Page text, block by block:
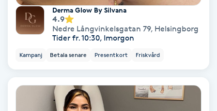
Skägg
Skäggfärgning
Skäggtrimmning
Derma Glow By Silvana
4.9
Nedre Långvinkelsgatan 79, Helsingborg
Tider fr. 10:30, Imorgon
Kampanj Betala senare Presentkort Friskvård